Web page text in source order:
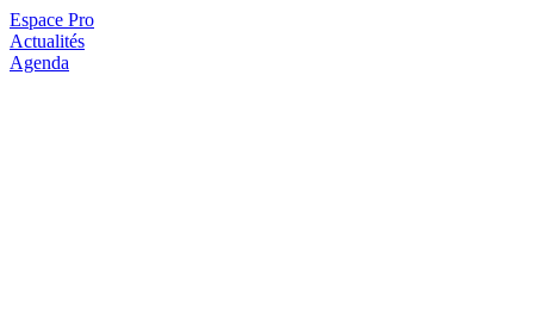
Espace Pro
Actualités
Agenda